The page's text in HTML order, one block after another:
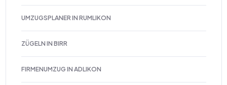
UMZUGSPLANER IN RUMLIKON
ZÜGELN IN BIRR
FIRMENUMZUG IN ADLIKON